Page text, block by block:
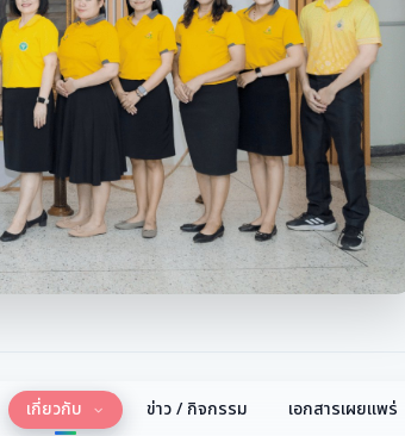
เกี่ยวกับ ข่าว / กิจกรรม เอกสารเผยแพร่